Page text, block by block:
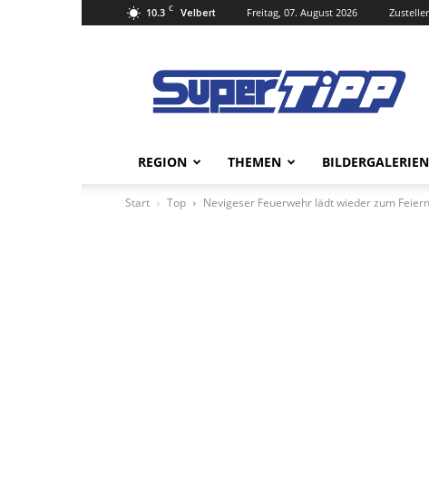
10.3 C Velbert Freitag, 07. August 2026
Tipp
Online
REGION THEMEN BILDERGALERIEN
Start Top Nevigeser Feuerwehr lädt wieder zum